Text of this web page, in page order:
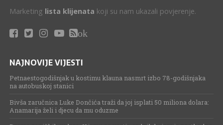
Marketing lista klijenata koji su nam ukazali povjerenje.
ok
NAJNOVIJE VIJESTI
Petnaestogodišnjak u kostimu klauna nasmrt izbo 78-godišnjaka
na autobuskoj stanici
Bivša zaručnica Luke Dončića traži da joj isplati 50 miliona dolara:
Anamarija želi i djecu da mu oduzme